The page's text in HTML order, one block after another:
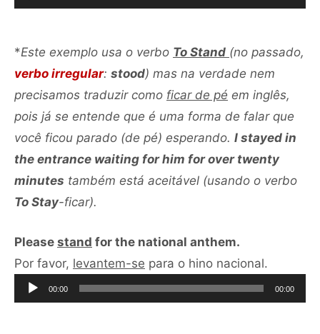
áudio
*Este exemplo usa o verbo To Stand (no passado,
verbo irregular: stood) mas na verdade nem
precisamos traduzir como ficar de pé em inglês,
pois já se entende que é uma forma de falar que
você ficou parado (de pé) esperando. I stayed in
the entrance waiting for him for over twenty
minutes também está aceitável (usando o verbo
To Stay-ficar).
Please stand for the national anthem.
Por favor, levantem-se para o hino nacional.
de
áudio
00:00 00:00